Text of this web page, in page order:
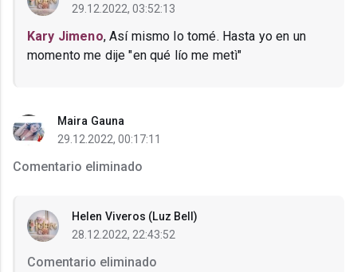
29.12.2022, 03:52:13
Kary Jimeno, Así mismo lo tomé. Hasta yo en un
momento me dije "en qué lío me metì"
Maira Gauna
29.12.2022, 00:17:11
Comentario eliminado
Helen Viveros (Luz Bell)
28.12.2022, 22:43:52
Comentario eliminado